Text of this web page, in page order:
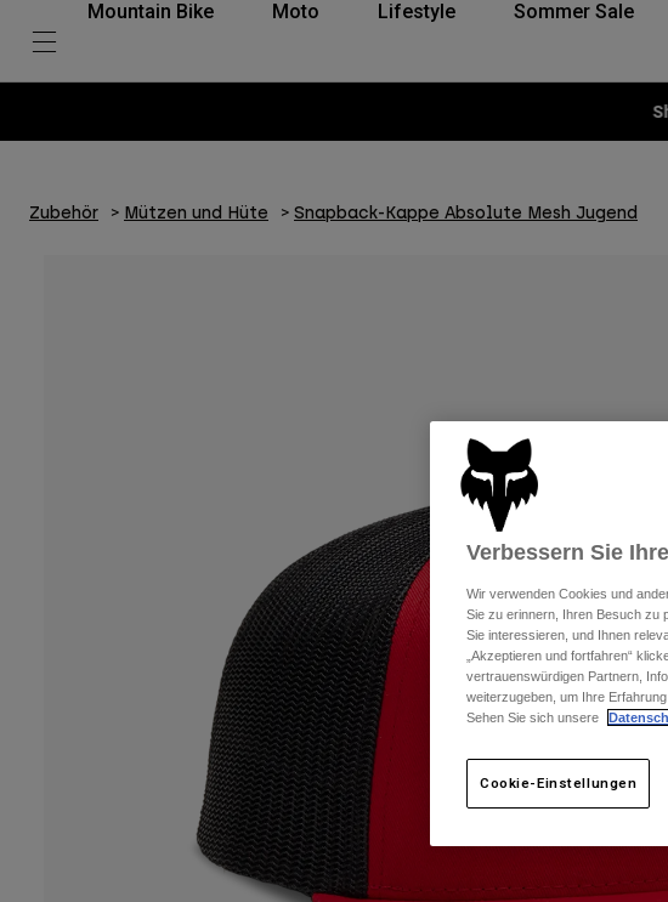
Mountain Bike Moto Lifestyle Sommer Sale
Zubehör Mützen und Hüte Snapback-Kappe Absolute Mesh Jugend
Verbessern Sie
Wir verwenden Cookies und
Sie zu erinnern, Ihren Besuch zu
Sie interessieren, und Ihnen
„Akzeptieren und fortfahren“
vertrauenswürdigen Partnern,
weiterzugeben, um Ihre
Sehen Sie sich unsere
Cookie-Einstellungen